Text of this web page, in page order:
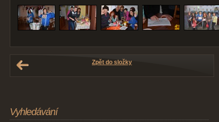
Zpět do složky
Vyhledávání